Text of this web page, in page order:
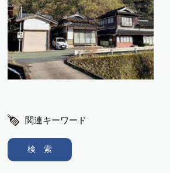
関連キーワード
検 索